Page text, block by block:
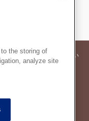
基づいた価格を表示してい
無断引用は禁止いたしま
登録商標です。
登録商標です。
the storing of
analyze site